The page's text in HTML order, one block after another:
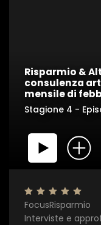
Risparmio &
consulenza
mensile di
Stagione 4 -
FocusRisparmio
Interviste e